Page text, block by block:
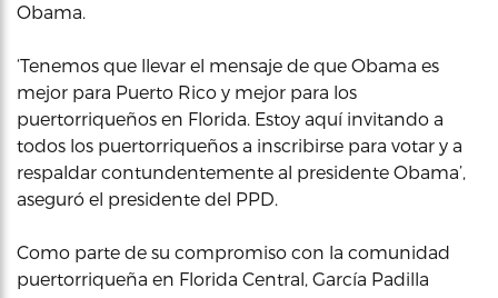
Obama.
‘Tenemos que llevar el mensaje de que Obama es
mejor para Puerto Rico y mejor para los
puertorriqueños en Florida. Estoy aquí invitando a
todos los puertorriqueños a inscribirse para votar y a
respaldar contundentemente al presidente Obama’,
aseguró el presidente del PPD.
Como parte de su compromiso con la comunidad
puertorriqueña en Florida Central, García Padilla